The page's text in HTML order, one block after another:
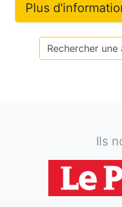
Plus
Rechercher
Ils